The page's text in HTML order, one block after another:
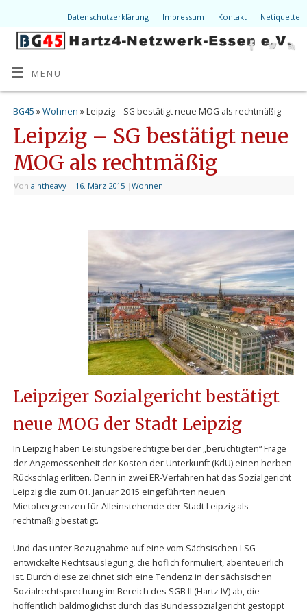
Datenschutzerklärung Impressum Kontakt Netiquette
MENÜ
BG45 »Wohnen » Leipzig – SG bestätigt neue MOG als rechtmäßig
Leipzig – SG bestätigt neue
MOG als rechtmäßig
Von aintheavy | 16. März 2015 | Wohnen
Leipziger Sozialgericht bestätigt
neue MOG der Stadt Leipzig
In Leipzig haben Leistungsberechtigte bei der „berüchtigten“ Frage
der Angemessenheit der Kosten der Unterkunft (KdU) einen herben
Rückschlag erlitten. Denn in zwei ER-Verfahren hat das Sozialgericht
Leipzig die zum 01. Januar 2015 eingeführten neuen
Mietobergrenzen für Alleinstehende der Stadt Leipzig als
rechtmäßig bestätigt.
Und das unter Bezugnahme auf eine vom Sächsischen LSG
entwickelte Rechtsauslegung, die höflich formuliert, abenteuerlich
ist. Durch diese zeichnet sich eine Tendenz in der sächsischen
Sozialrechtsprechung im Bereich des SGB II (Hartz IV) ab, die
hoffentlich baldmöglichst durch das Bundessozialgericht gestoppt